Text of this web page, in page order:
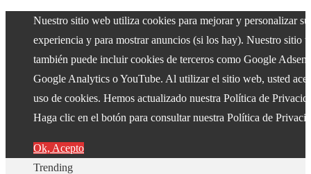
Nuestro sitio web utiliza cookies para mejorar y personalizar su
experiencia y para mostrar anuncios (si los hay). Nuestro sitio
también puede incluir cookies de terceros como Google
Google Analytics o YouTube. Al utilizar el sitio web, usted
uso de cookies. Hemos actualizado nuestra Política de
Haga clic en el botón para consultar nuestra Política de
Ok, Acepto
Trending